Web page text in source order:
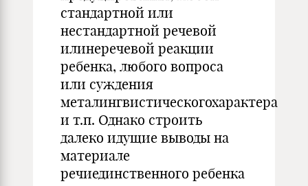
стандартной или
нестандартной речевой
илинеречевой реакции
ребенка, любого вопроса
или суждения
металингвистическогохарактера
и т.п. Однако строить
далеко идущие выводы на
материале
речиединственного ребенка